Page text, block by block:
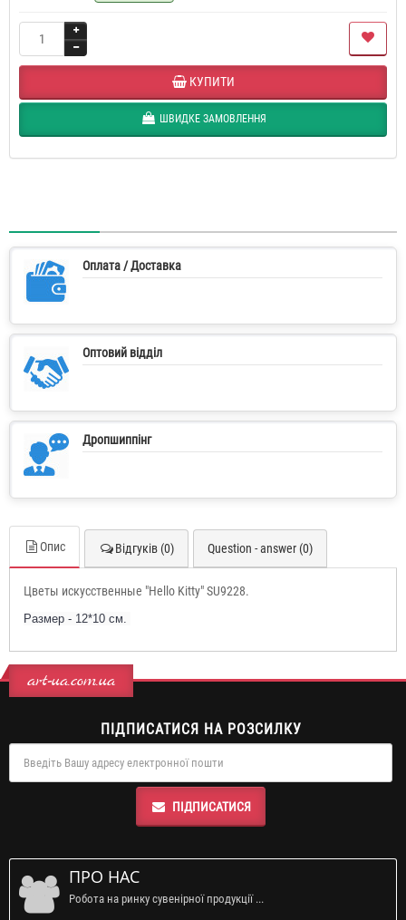
КУПИТИ
ШВИДКЕ ЗАМОВЛЕННЯ
Оплата / Доставка
Оптовий відділ
Дропшиппінг
Опис Відгуків (0) Question - answer (0)
Цветы искусственные "Hello Kitty" SU9228.
Размер - 12*10 см.
art-ua.com.ua
ПІДПИСАТИСЯ НА РОЗСИЛКУ
ПІДПИСАТИСЯ
ПРО НАС
Робота на ринку сувенірної продукції ...